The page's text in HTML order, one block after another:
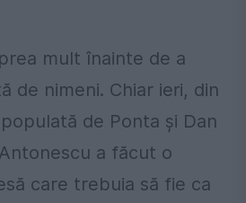
mult înainte de a
de nimeni. Chiar ieri, din
de Ponta şi Dan
a făcut o
care trebuia să fie ca